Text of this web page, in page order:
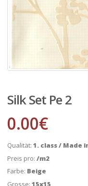
Silk Set Pe 2
0.00€
Qualität: 1. class / Made
Preis pro: /m2
Farbe: Beige
Grosse: 15x15